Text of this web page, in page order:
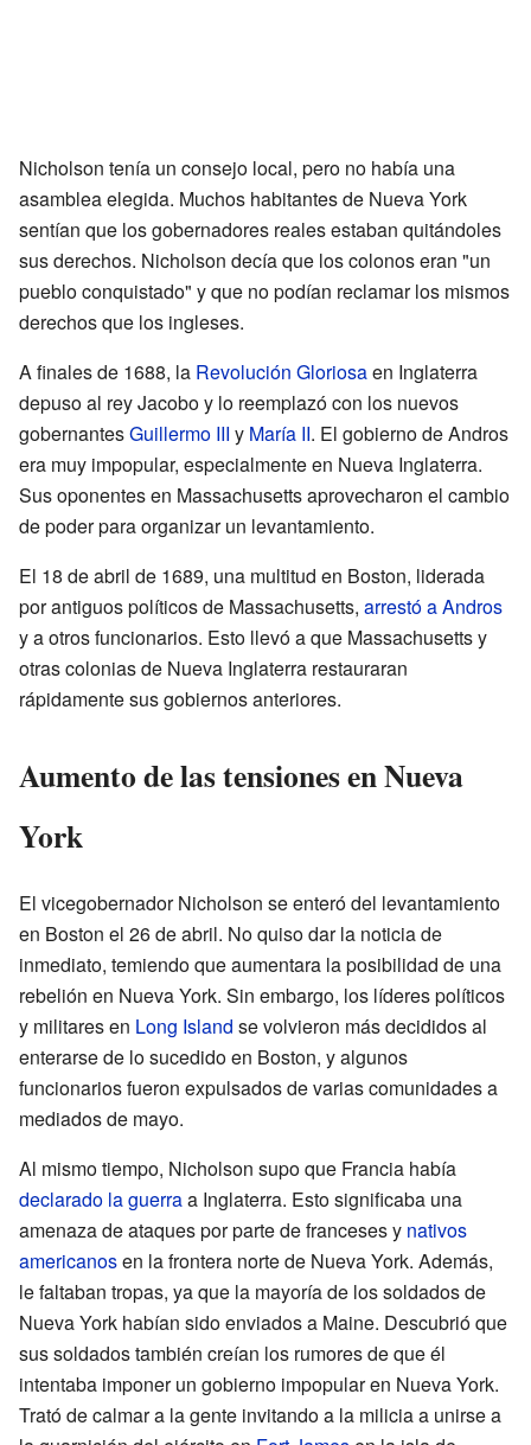
Nicholson tenía un consejo local, pero no había una
asamblea elegida. Muchos habitantes de Nueva York
sentían que los gobernadores reales estaban quitándoles
sus derechos. Nicholson decía que los colonos eran "un
pueblo conquistado" y que no podían reclamar los mismos
derechos que los ingleses.
A finales de 1688, la Revolución Gloriosaen Inglaterra
depuso al rey Jacobo y lo reemplazó con los nuevos
gobernantesGuillermo III y María II. El gobierno de Andros
era muy impopular, especialmente en Nueva Inglaterra.
Sus oponentes en Massachusetts aprovecharon el cambio
de poder para organizar un levantamiento.
El 18 de abril de 1689, una multitud en Boston, liderada
por antiguos políticos de Massachusetts, arrestó a Andros
y a otros funcionarios. Esto llevó a que Massachusetts y
otras colonias de Nueva Inglaterra restauraran
rápidamente sus gobiernos anteriores.
Aumento de las tensiones en Nueva
York
El vicegobernador Nicholson se enteró del levantamiento
en Boston el 26 de abril. No quiso dar la noticia de
inmediato, temiendo que aumentara la posibilidad de una
rebelión en Nueva York. Sin embargo, los líderes políticos
y militares en Long Island se volvieron más decididos al
enterarse de lo sucedido en Boston, y algunos
funcionarios fueron expulsados de varias comunidades a
mediados de mayo.
Al mismo tiempo, Nicholson supo que Francia había
declarado la guerraa Inglaterra. Esto significaba una
amenaza de ataques por parte de franceses y nativos
americanosen la frontera norte de Nueva York. Además,
le faltaban tropas, ya que la mayoría de los soldados de
Nueva York habían sido enviados a Maine. Descubrió que
sus soldados también creían los rumores de que él
intentaba imponer un gobierno impopular en Nueva York.
Trató de calmar a la gente invitando a la milicia a unirse a